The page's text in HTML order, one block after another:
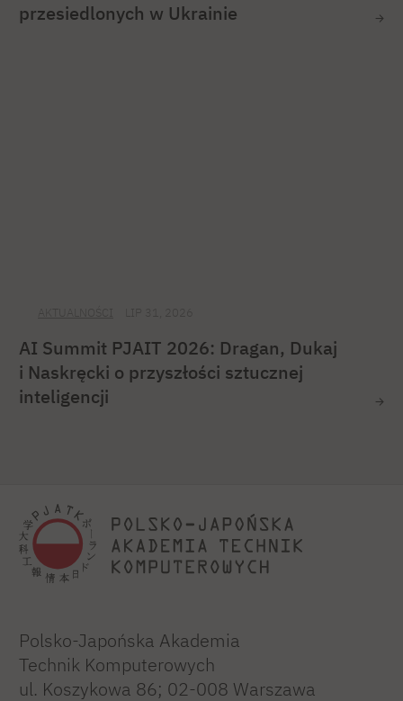
przesiedlonych w Ukrainie
AI Summit PJAIT 2026: Dragan, Dukaj
i Naskręcki o przyszłości sztucznej
inteligencji
Polsko-Japońska Akademia
Technik Komputerowych
ul. Koszykowa 86; 02-008 Warszawa